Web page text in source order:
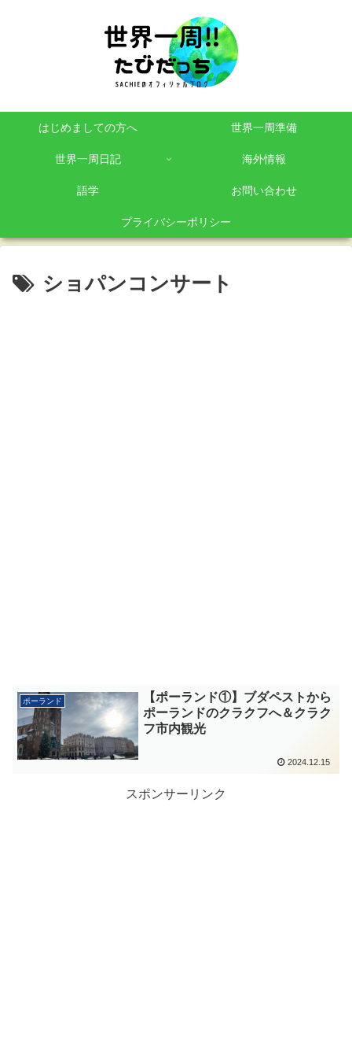
はじめましての方へ 世界一周準備
世界一周日記 海外情報
語学 お問い合わせ
プライバシーポリシー
ショパンコンサート
ポーランド
【ポーランド①】ブダペストから
ポーランドのクラクフへ＆クラク
フ市内観光
2024.12.15
スポンサーリンク